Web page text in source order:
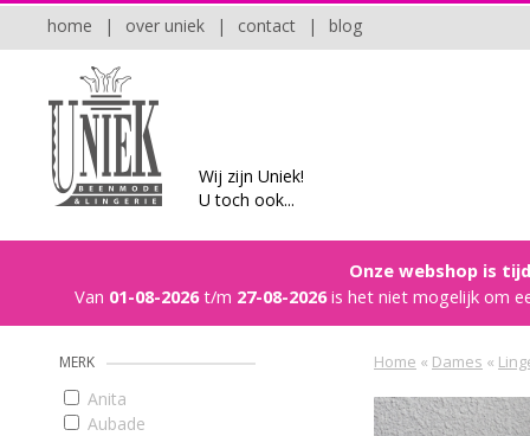
blog
|
contact
|
over uniek
|
home
Wij zijn Uniek!
U toch ook...
Onze webshop is
Van 01-08-2026t/m 27-08-2026is het niet mogelijk om
MERK
Anita
Aubade
Home « Dames «